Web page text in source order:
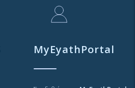
MyEyathPortal